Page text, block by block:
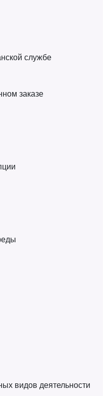
службе
заказе
видов деятельности